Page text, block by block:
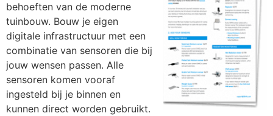
behoeften van de moderne
tuinbouw. Bouw je eigen
digitale infrastructuur met een
combinatie van sensoren die bij
jouw wensen passen. Alle
sensoren komen vooraf
ingesteld bij je binnen en
kunnen direct worden gebruikt.